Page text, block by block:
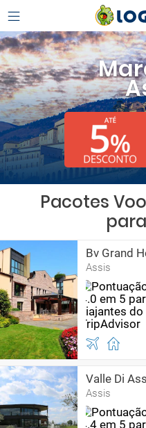
Pacotes
Bv Grand
Assis
Valle Di
Assis